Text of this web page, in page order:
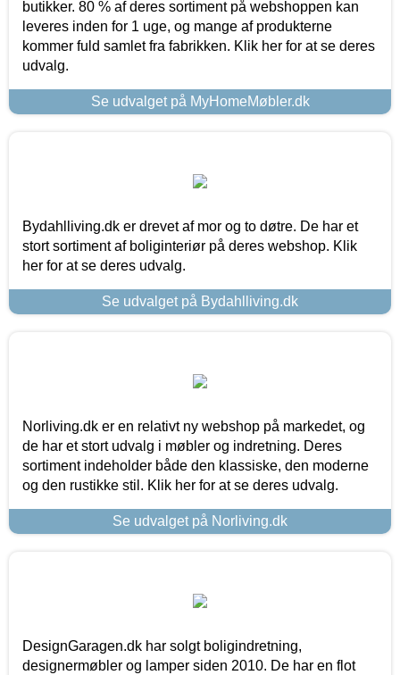
butikker. 80 % af deres sortiment på webshoppen kan
leveres inden for 1 uge, og mange af produkterne
kommer fuld samlet fra fabrikken. Klik her for at se deres
udvalg.
Se udvalget på MyHomeMøbler.dk
Bydahlliving.dk er drevet af mor og to døtre. De har et
stort sortiment af boliginteriør på deres webshop. Klik
her for at se deres udvalg.
Se udvalget på Bydahlliving.dk
Norliving.dk er en relativt ny webshop på markedet, og
de har et stort udvalg i møbler og indretning. Deres
sortiment indeholder både den klassiske, den moderne
og den rustikke stil. Klik her for at se deres udvalg.
Se udvalget på Norliving.dk
DesignGaragen.dk har solgt boligindretning,
designermøbler og lamper siden 2010. De har en flot